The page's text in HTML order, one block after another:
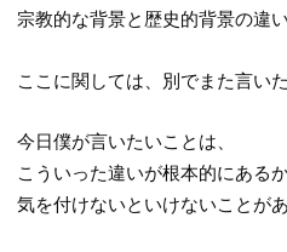
宗教的な背景と歴史的背景の違
ここに関しては、別でまた言い
今日僕が言いたいことは、
こういった違いが根本的にあるか
気を付けないといけないことがあ